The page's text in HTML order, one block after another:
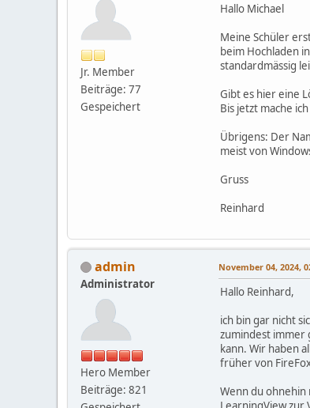
Jr. Member
Beiträge: 77
Gespeichert
Hallo Michael
Meine Schüler
beim Hochladen
standardmässig
Gibt es hier eine
Bis jetzt mache
Übrigens: Der
meist von
Gruss
Reinhard
admin
Administrator
Hero Member
Beiträge: 821
November 04, 2024,
Hallo Reinhard,
ich bin gar nicht
zumindest immer
kann. Wir haben
früher von
Wenn du ohnehin